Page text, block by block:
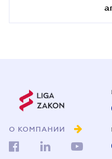
О КОМПАНИИ